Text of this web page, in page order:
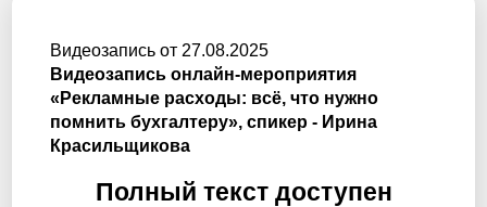
Видеозапись от 27.08.2025
Видеозапись онлайн-мероприятия
«Рекламные расходы: всё, что нужно
помнить бухгалтеру», спикер - Ирина
Красильщикова
Полный текст доступен